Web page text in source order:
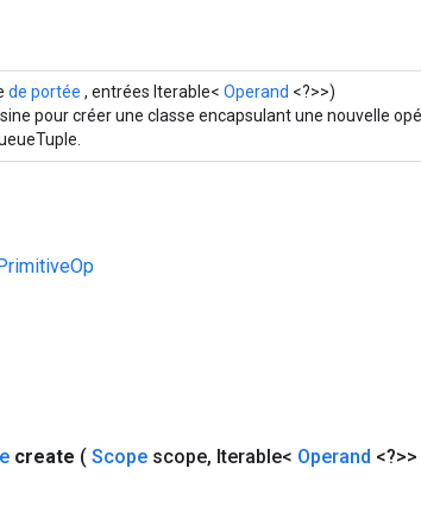
de portée , entrées Iterable< Operand <?>>)
pour créer une classe encapsulant une nouvelle
create ( Scope scope, Iterable< Operand